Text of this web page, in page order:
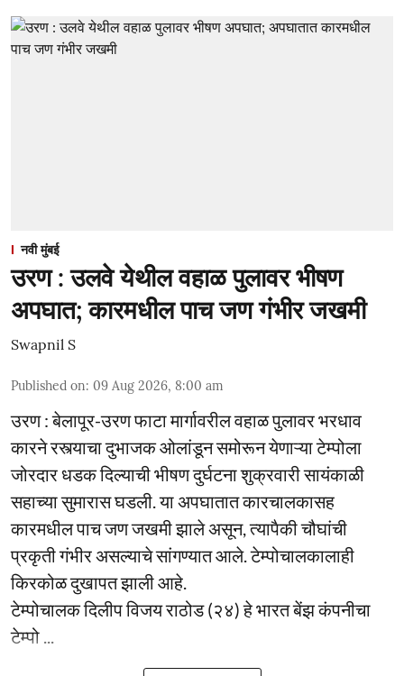
नवी मुंबई
उरण : उलवे येथील वहाळ पुलावर भीषण
अपघात; कारमधील पाच जण गंभीर जखमी
Swapnil S
Published on: 09 Aug 2026, 8:00 am
उरण : बेलापूर-उरण फाटा मार्गावरील वहाळ पुलावर भरधाव
कारने रस्त्याचा दुभाजक ओलांडून समोरून येणाऱ्या टेम्पोला
जोरदार धडक दिल्याची भीषण दुर्घटना शुक्रवारी सायंकाळी
सहाच्या सुमारास घडली. या अपघातात कारचालकासह
कारमधील पाच जण जखमी झाले असून, त्यापैकी चौघांची
प्रकृती गंभीर असल्याचे सांगण्यात आले. टेम्पोचालकालाही
किरकोळ दुखापत झाली आहे.
टेम्पोचालक दिलीप विजय राठोड (२४) हे भारत बेंझ कंपनीचा
टेम्पो ...